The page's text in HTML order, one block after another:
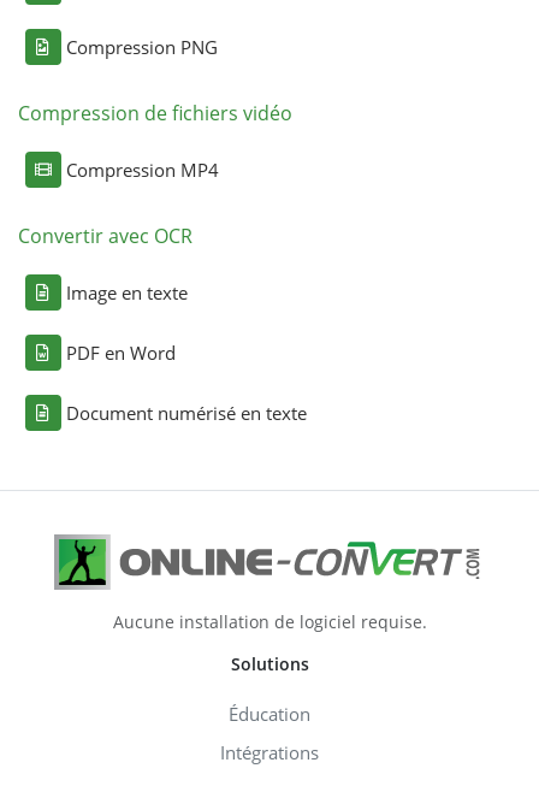
Compression PNG
Compression de fichiers vidéo
Compression MP4
Convertir avec OCR
Image en texte
PDF en Word
Document numérisé en texte
Aucune installation de logiciel requise.
Solutions
Éducation
Intégrations